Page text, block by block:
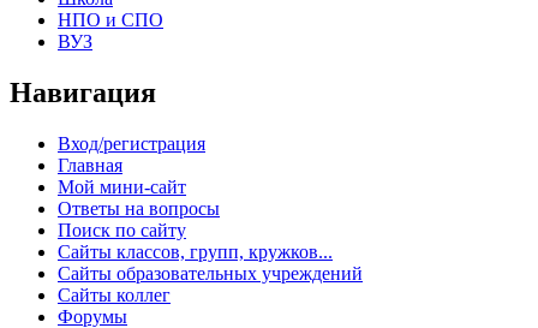
НПО и СПО
ВУЗ
Навигация
Вход/регистрация
Главная
Мой мини-сайт
Ответы на вопросы
Поиск по сайту
Сайты классов, групп, кружков...
Сайты образовательных учреждений
Сайты коллег
Форумы